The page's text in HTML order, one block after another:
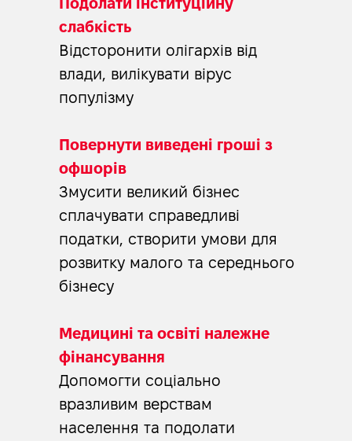
слабкість
Відсторонити олігархів від
влади, вилікувати вірус
популізму
Повернути виведені гроші з
офшорів
Змусити великий бізнес
сплачувати справедливі
податки, створити умови для
розвитку малого та середнього
бізнесу
Медицині та освіті належне
фінансування
Допомогти соціально
вразливим верствам
населення та подолати